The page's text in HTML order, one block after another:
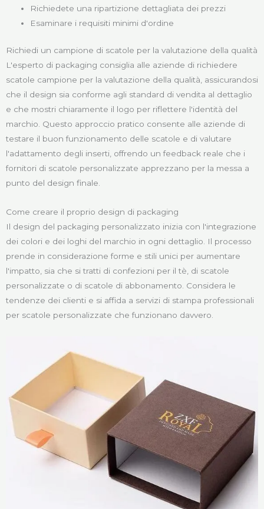
Richiedete una ripartizione dettagliata dei prezzi
Esaminare i requisiti minimi d'ordine
Richiedi un campione di scatole per la valutazione della qualità
L'esperto di packaging consiglia alle aziende di richiedere
scatole campione per la valutazione della qualità, assicurandosi
che il design sia conforme agli standard di vendita al dettaglio
e che mostri chiaramente il logo per riflettere l'identità del
marchio. Questo approccio pratico consente alle aziende di
testare il buon funzionamento delle scatole e di valutare
l'adattamento degli inserti, offrendo un feedback reale che i
fornitori di scatole personalizzate apprezzano per la messa a
punto del design finale.
Come creare il proprio design di packaging
Il design del packaging personalizzato inizia con l'integrazione
dei colori e dei loghi del marchio in ogni dettaglio. Il processo
prende in considerazione forme e stili unici per aumentare
l'impatto, sia che si tratti di confezioni per il tè, di scatole
personalizzate o di scatole di abbonamento. Considera le
tendenze dei clienti e si affida a servizi di stampa professionali
per scatole personalizzate che funzionano davvero.